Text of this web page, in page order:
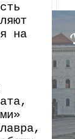
на
о
о
о
б
е
д
в
о
з
о
в
Г
е
р